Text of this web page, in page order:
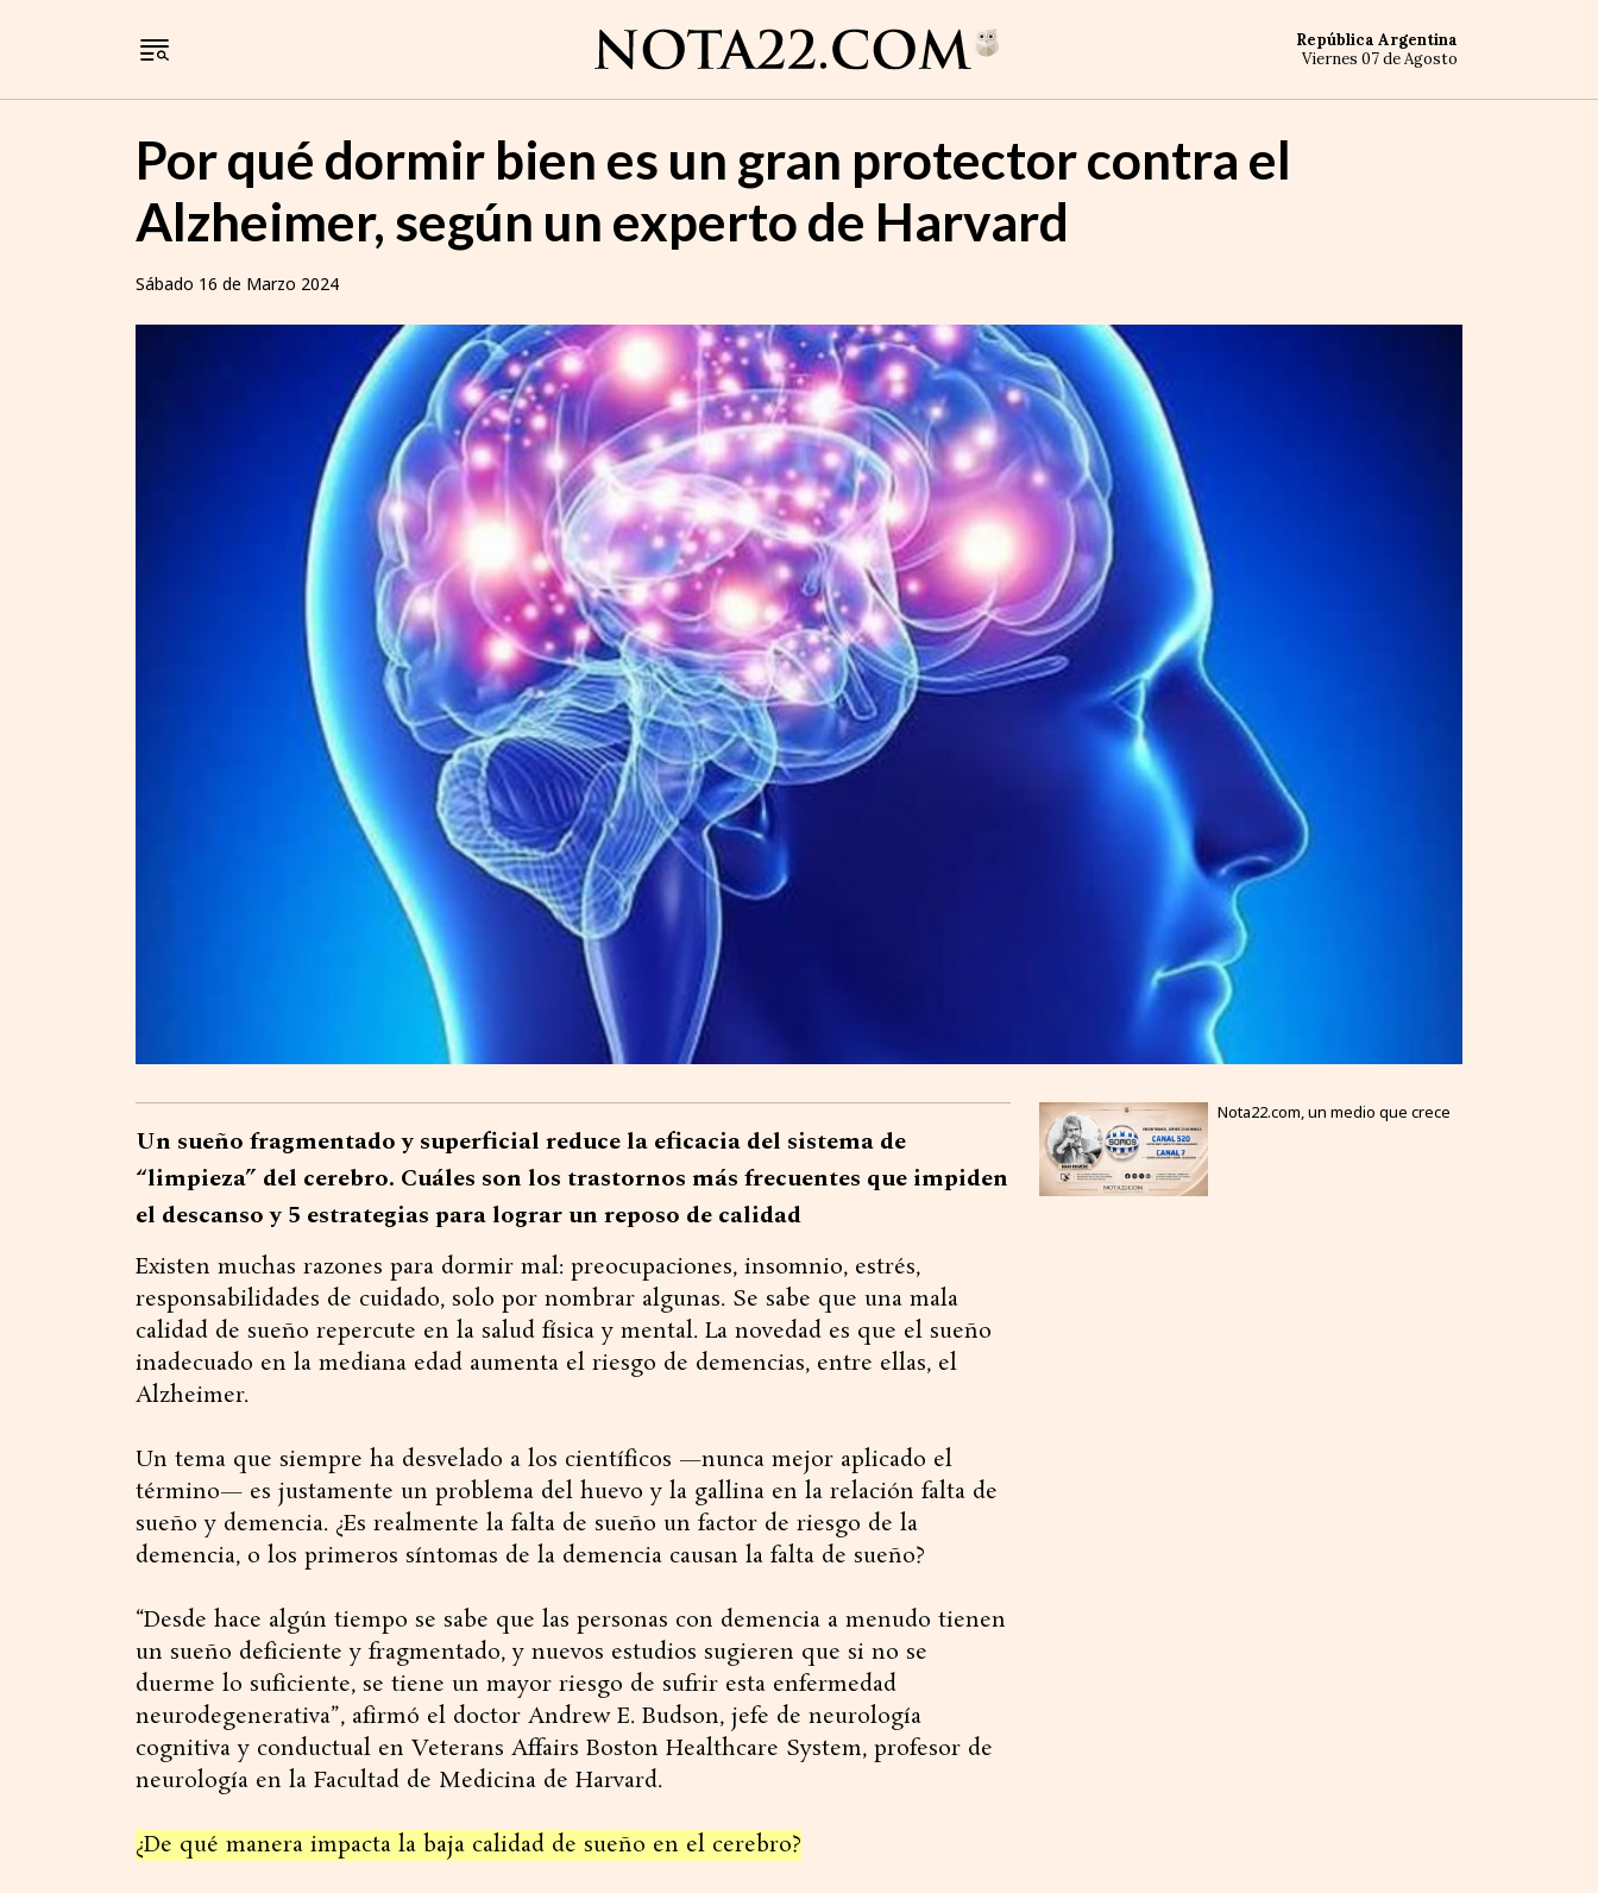
República Argentina
Viernes 07 de Agosto
Por qué dormir bien es un gran protector contra el
Alzheimer, según un experto de Harvard
Sábado 16 de Marzo 2024
Un sueño fragmentado y superficial reduce la eficacia del sistema de
“limpieza” del cerebro. Cuáles son los trastornos más frecuentes que impiden
el descanso y 5 estrategias para lograr un reposo de calidad
Existen muchas razones para dormir mal: preocupaciones, insomnio, estrés,
responsabilidades de cuidado, solo por nombrar algunas. Se sabe que una mala
calidad de sueño repercute en la salud física y mental. La novedad es que el sueño
inadecuado en la mediana edad aumenta el riesgo de demencias, entre ellas, el
Alzheimer.
Un tema que siempre ha desvelado a los científicos —nunca mejor aplicado el
término— es justamente un problema del huevo y la gallina en la relación falta de
sueño y demencia. ¿Es realmente la falta de sueño un factor de riesgo de la
demencia, o los primeros síntomas de la demencia causan la falta de sueño?
“Desde hace algún tiempo se sabe que las personas con demencia a menudo tienen
un sueño deficiente y fragmentado, y nuevos estudios sugieren que si no se
duerme lo suficiente, se tiene un mayor riesgo de sufrir esta enfermedad
neurodegenerativa”, afirmó el doctor Andrew E. Budson, jefe de neurología
cognitiva y conductual en Veterans Affairs Boston Healthcare System, profesor de
neurología en la Facultad de Medicina de Harvard.
¿De qué manera impacta la baja calidad de sueño en el cerebro?
Nota22.com, un medio que crece